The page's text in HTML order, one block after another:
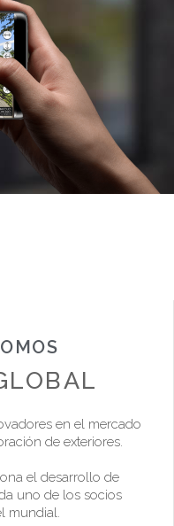
en el mercado
de exteriores.
el desarrollo de
uno de los socios
mundial.